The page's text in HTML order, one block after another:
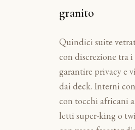
granito
Quindici suite
con discrezione tra
garantire privacy e
dai deck. Interni
con tocchi africani
letti super-king o